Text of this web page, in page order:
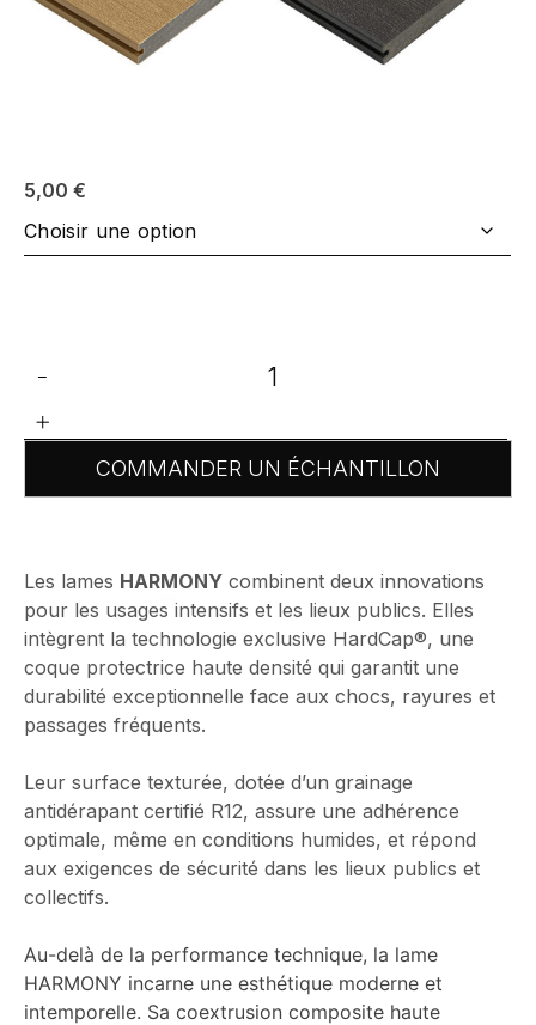
5,00 €
-
+
COMMANDER UN ÉCHANTILLON
Les lames HARMONY combinent deux innovations
pour les usages intensifs et les lieux publics. Elles
intègrent la technologie exclusive HardCap®, une
coque protectrice haute densité qui garantit une
durabilité exceptionnelle face aux chocs, rayures et
passages fréquents.
Leur surface texturée, dotée d’un grainage
antidérapant certifié R12, assure une adhérence
optimale, même en conditions humides, et répond
aux exigences de sécurité dans les lieux publics et
collectifs.
Au-delà de la performance technique, la lame
HARMONY incarne une esthétique moderne et
intemporelle. Sa coextrusion composite haute